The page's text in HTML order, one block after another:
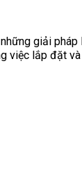
giải pháp
việc lắp đặt